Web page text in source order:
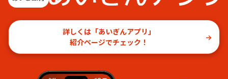
詳しくは「あいぎんアプリ」
紹介ページでチェック！